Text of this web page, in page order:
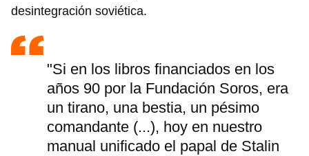
desintegración soviética.
"Si en los libros financiados en los
años 90 por la Fundación Soros, era
un tirano, una bestia, un pésimo
comandante (...), hoy en nuestro
manual unificado el papal de Stalin